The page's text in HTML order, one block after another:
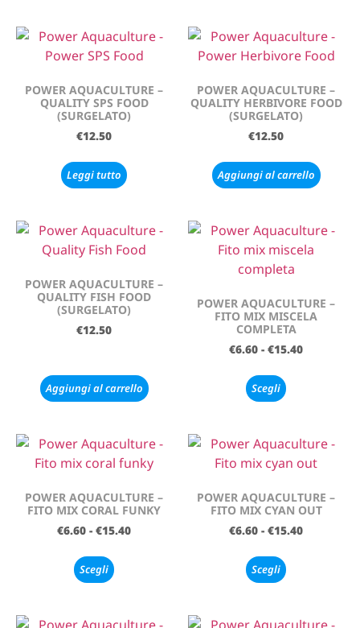
POWER AQUACULTURE –
QUALITY SPS FOOD
(SURGELATO)
€12.50
Leggi tutto
POWER AQUACULTURE –
QUALITY HERBIVORE FOOD
(SURGELATO)
€12.50
Aggiungi al carrello
POWER AQUACULTURE –
QUALITY FISH FOOD
(SURGELATO)
€12.50
Aggiungi al carrello
POWER AQUACULTURE –
FITO MIX MISCELA
COMPLETA
€6.60 - €15.40
Scegli
POWER AQUACULTURE –
FITO MIX CORAL FUNKY
€6.60 - €15.40
Scegli
POWER AQUACULTURE –
FITO MIX CYAN OUT
€6.60 - €15.40
Scegli